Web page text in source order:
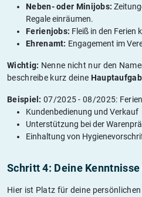
Neben- oder Minijobs:
Regale einräumen.
Ferienjobs: Fleiß in den Ferien
Ehrenamt: Engagement im
Wichtig: Nenne nicht nur den
beschreibe kurz deine
Beispiel: 07/2025 - 08/2025:
Kundenbedienung und Verkauf
Unterstützung bei der
Einhaltung von
Schritt 4: Deine
Hier ist Platz für deine